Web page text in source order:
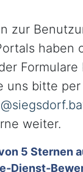
zur
haben
uns bitte per
weiter.